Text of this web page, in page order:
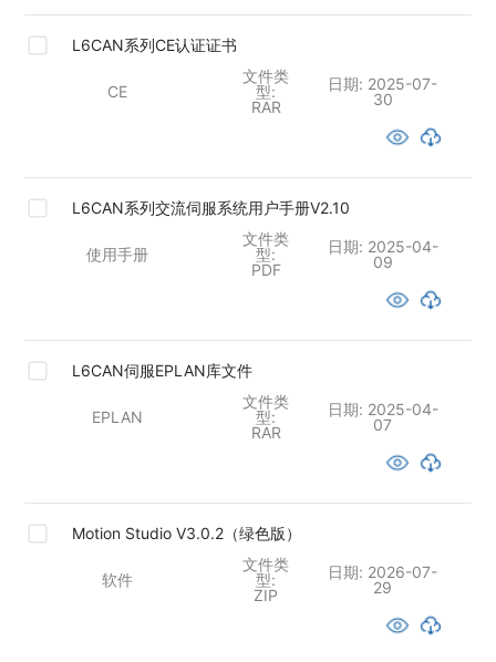
L6CAN系列CE认证证书
CE
文件类
型:
RAR
日期: 2025-07-
30
L6CAN系列交流伺服系统用户手册V2.10
使用手册
文件类
型:
PDF
日期: 2025-04-
09
L6CAN伺服EPLAN库文件
EPLAN
文件类
型:
RAR
日期: 2025-04-
07
Motion Studio V3.0.2（绿色版）
软件
文件类
型:
ZIP
日期: 2026-07-
29